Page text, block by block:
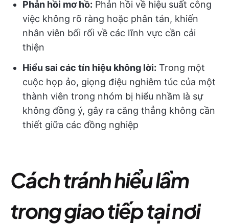
Phản hồi mơ hồ: Phản hồi về hiệu suất công
việc không rõ ràng hoặc phân tán, khiến
nhân viên bối rối về các lĩnh vực cần cải
thiện
Hiểu sai các tín hiệu không lời: Trong một
cuộc họp ảo, giọng điệu nghiêm túc của một
thành viên trong nhóm bị hiểu nhầm là sự
không đồng ý, gây ra căng thẳng không cần
thiết giữa các đồng nghiệp
Cách tránh hiểu lầm
trong giao tiếp tại nơi